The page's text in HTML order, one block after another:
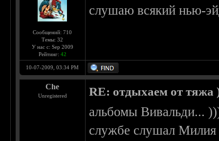
Сообщений: 710
Темы: 32
У нас с: Sep 2009
Рейтинг: 42
слушаю всякий нью-
10-07-2009, 03:34 PM
Che
Unregistered RE: отдыхаем от тяжа
альбомы Вивальди...
службе слушал Милия